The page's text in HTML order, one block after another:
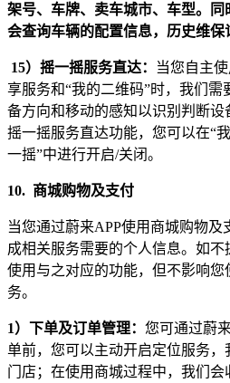
架号、车牌、卖车城市、车型。同
会查询车辆的配置信息，历史维保
15）摇一摇服务直达：
当您自主
享服务和“我的二维码”时，我们
备方向和移动的感知以识别判断
摇一摇服务直达功能，您可以在“
一摇”中进行开启/关闭。
10. 商城购物及支付
当您通过蔚来APP使用商城购物
成相关服务需要的个人信息。如
使用与之对应的功能，但不影响您
务。
1）下单及订单管理： 您可通过蔚
单前，您可以主动开启定位服务
门店；在使用商城过程中，我们